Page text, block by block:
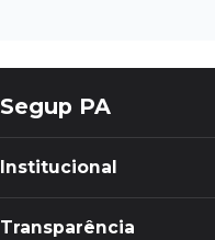
Segup PA
Institucional
Transparência